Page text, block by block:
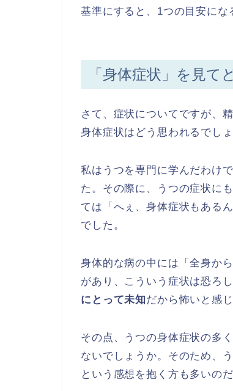
基準にすると、1つの目安にな
「身体症状」を見て
さて、症状についてですが、
身体症状はどう思われるでし
私はうつを専門に学んだわけ
た。その際に、うつの症状に
ては「へぇ、身体症状もある
でした。
身体的な病の中には「全身か
があり、こういう症状は恐ろ
にとって未知だから怖いと感
その点、うつの身体症状の多
ないでしょうか。そのため、
という感想を抱く方も多いの